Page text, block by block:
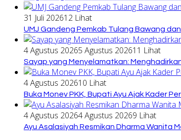
31 Juli 202612 Lihat
UMJ Gandeng Pemkab Tulang Bawang
4 Agustus 20265 Agustus 202611 Lihat
Sayap yang Menyelamatkan:
4 Agustus 202610 Lihat
Buka Monev PKK, Bupati Ayu Ajak Kader
4 Agustus 20264 Agustus 20269 Lihat
Ayu Asalasiyah Resmikan Dharma Wanita